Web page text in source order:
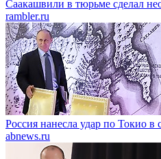
Саакашвили в тюрьме сделал
rambler.ru
Россия нанесла удар по Токио в
abnews.ru